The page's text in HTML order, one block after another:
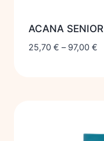
ACANA SENIOR
25,70 € – 97,00 €